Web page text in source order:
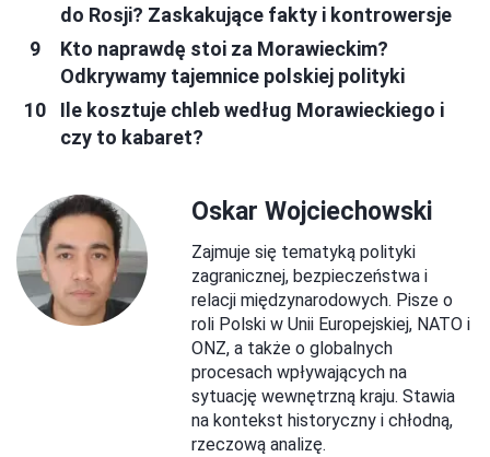
do Rosji? Zaskakujące fakty i kontrowersje
Kto naprawdę stoi za Morawieckim?
Odkrywamy tajemnice polskiej polityki
Ile kosztuje chleb według Morawieckiego i
czy to kabaret?
Oskar Wojciechowski
Zajmuje się tematyką polityki
zagranicznej, bezpieczeństwa i
relacji międzynarodowych. Pisze o
roli Polski w Unii Europejskiej, NATO i
ONZ, a także o globalnych
procesach wpływających na
sytuację wewnętrzną kraju. Stawia
na kontekst historyczny i chłodną,
rzeczową analizę.